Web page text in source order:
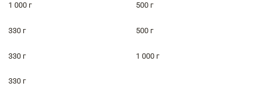
1 000 г 500 г
330 г 500 г
330 г 1 000 г
330 г